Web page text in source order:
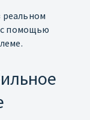
реальном
помощью